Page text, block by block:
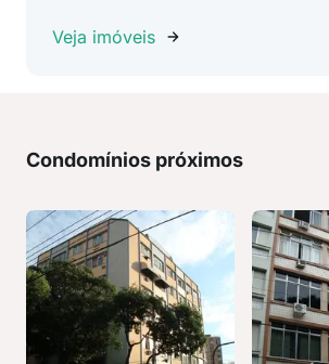
Veja imóveis
Condomínios próximos